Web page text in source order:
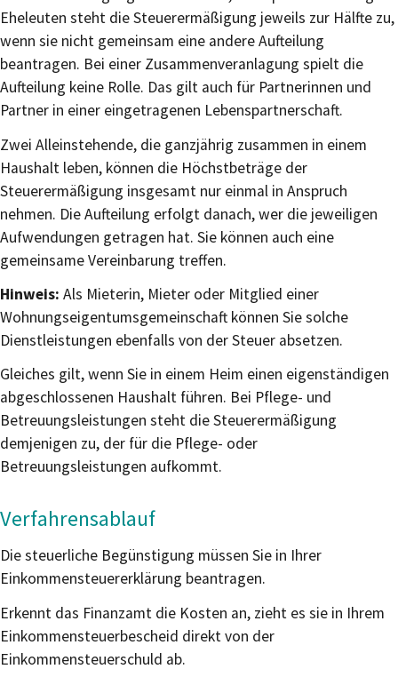
Eheleuten steht die Steuerermäßigung jeweils zur Hälfte zu,
wenn sie nicht gemeinsam eine andere Aufteilung
beantragen. Bei einer Zusammenveranlagung spielt die
Aufteilung keine Rolle. Das gilt auch für Partnerinnen und
Partner in einer eingetragenen Lebenspartnerschaft.
Zwei Alleinstehende, die ganzjährig zusammen in einem
Haushalt leben, können die Höchstbeträge der
Steuerermäßigung insgesamt nur einmal in Anspruch
nehmen. Die Aufteilung erfolgt danach, wer die jeweiligen
Aufwendungen getragen hat. Sie können auch eine
gemeinsame Vereinbarung treffen.
Hinweis: Als Mieterin, Mieter oder Mitglied einer
Wohnungseigentumsgemeinschaft können Sie solche
Dienstleistungen ebenfalls von der Steuer absetzen.
Gleiches gilt, wenn Sie in einem Heim einen eigenständigen
abgeschlossenen Haushalt führen. Bei Pflege- und
Betreuungsleistungen steht die Steuerermäßigung
demjenigen zu, der für die Pflege- oder
Betreuungsleistungen aufkommt.
Verfahrensablauf
Die steuerliche Begünstigung müssen Sie in Ihrer
Einkommensteuererklärung beantragen.
Erkennt das Finanzamt die Kosten an, zieht es sie in Ihrem
Einkommensteuerbescheid direkt von der
Einkommensteuerschuld ab.